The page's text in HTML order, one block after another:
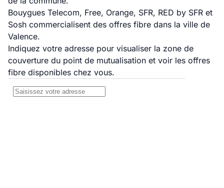
Bouygues Telecom, Free, Orange, SFR, RED by SFR et
Sosh commercialisent des offres fibre dans la ville de
Valence.
Indiquez votre adresse pour visualiser la zone de
couverture du point de mutualisation et voir les offres
fibre disponibles chez vous.